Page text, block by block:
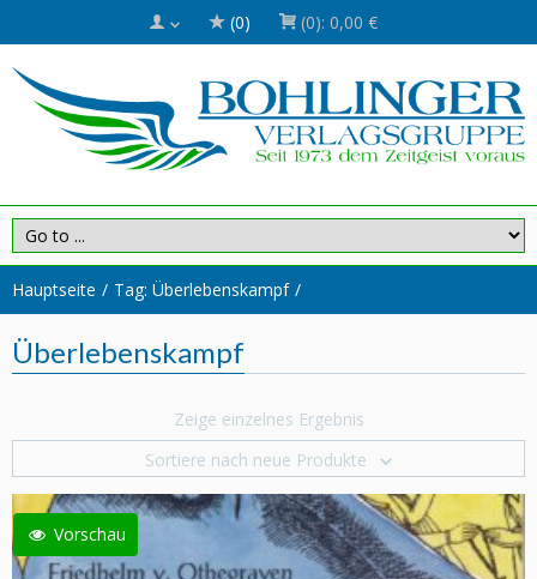
(0) (0): 0,00 €
Hauptseite Tag: Überlebenskampf
Überlebenskampf
Zeige einzelnes Ergebnis
Sortiere nach neue Produkte
Vorschau